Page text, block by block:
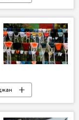
Учебно-хирургическая клиника Азербайджанского медицинского университета